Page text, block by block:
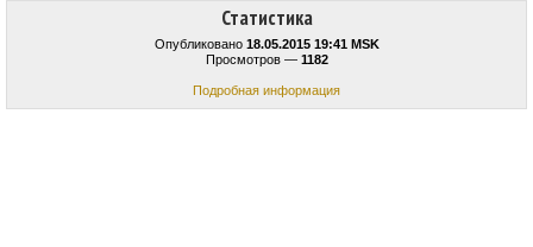
Статистика
Опубликовано 18.05.2015 19:41 MSK
Просмотров — 1182
Подробная информация